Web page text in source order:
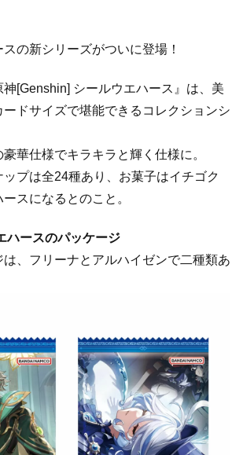
スの新シリーズがついに登場！
[Genshin] シールウエハース』は、美
ードサイズで堪能できるコレクションシ
華仕様でキラキラと輝く仕様に。
ップは全24種あり、お菓子はイチゴク
スになるとのこと。
ハースのパッケージ
、フリーナとアルハイゼンで二種類あ